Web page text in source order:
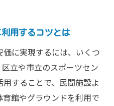
用するコツとは
に実現するには、いくつ
立や市立のスポーツセン
することで、民間施設よ
館やグラウンドを利用で